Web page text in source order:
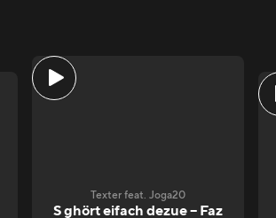
Texter feat. Joga20
S ghört eifach dezue – Faz